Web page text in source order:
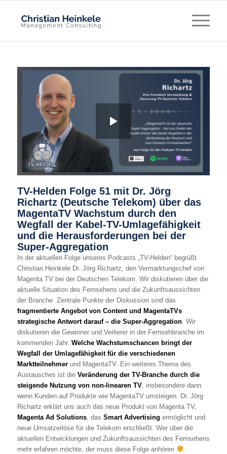
TV-Helden Folge 51 mit Dr. Jörg
Richartz (Deutsche Telekom) über das
MagentaTV Wachstum durch den
Wegfall der Kabel-TV-Umlagefähigkeit
und die Herausforderungen bei der
Super-Aggregation
In der aktuellen Folge unseres Podcasts „TV-Helden“ begrüßt
Christian Heinkele Dr. Jörg Richartz, den Vermarktungschef von
Magenta TV bei der Deutschen Telekom. Wir diskutieren über die
aktuelle Situation des Fernsehens und die Zukunftsaussichten
der Branche. Zentrale Punkte der Diskussion sind das
fragmentierte Angebot von Content und MagentaTVs
strategische Antwort darauf – die Super-Aggregation. Wir
diskutieren die Gewinner und Verlierer in der Fernsehbranche im
kommenden Jahr. Welche Wachstumschancen bringt der
Wegfall der Umlagefähigkeit für die verschiedenen
Marktteilnehmer und MagentaTV. Ein weiteres Thema des
Austausches ist die Veränderung der TV-Branche durch die
steigende Nutzung von non-linearen TV, insbesondere dann
wenn Kunden auf Produkte wie MagentaTV umsteigen. Dr. Jörg
Richartz erklärt uns auch das neue Produkt von Magenta TV,
Magenta Ad Solutions, das Smart Advertising ermöglicht und
neue Umsatzerlöse für die Telekom erschließt. Wer über die
aktuellen Entwicklungen und Zukunftsaussichten des Fernsehens
mehr erfahren möchte, der muss diese Folge anhören
.